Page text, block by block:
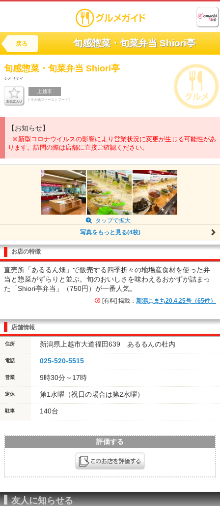
戻る 旬感惣菜・旬菜弁当 Shiori亭
旬感惣菜・旬菜弁当 Shiori亭
シオリテイ
上越市
[ その他ファーストフード ]
【お知らせ】
※新型コロナウイルスの影響により営業状況に変更が生じる可能性があ
ります。訪問の際は店舗に直接ご確認ください。
タップで拡大
写真をもっと見る(4枚)
お店の特徴
直売所「あるるん畑」で販売する四季折々の地場産食材を使った弁
当と惣菜がずらりと並ぶ。旬のおいしさを味わえるおかずが詰まっ
た「Shiori亭弁当」（750円）が一番人気。
[有料] 掲載： 新潟こまち20.4.25号（65件）
店舗情報
住所 新潟県上越市大道福田639 あるるんの杜内
電話 025-520-5515
営業 9時30分～17時
定休 第1水曜（祝日の場合は第2水曜）
駐車 140台
評価する
友人に知らせる